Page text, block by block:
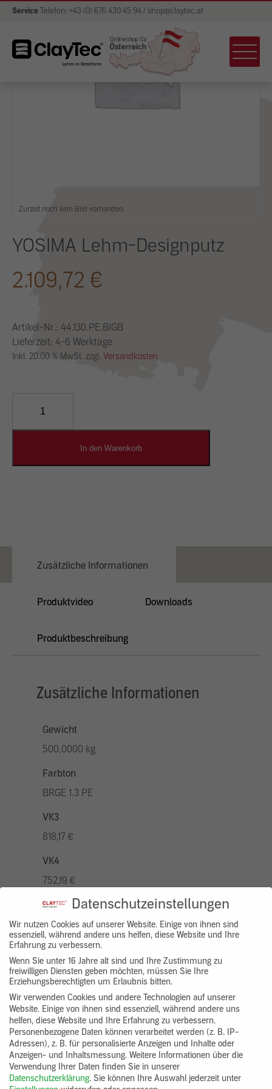
Service Telefon: +43 (0) 676 430 45 94 / shop@claytec.at
Zurzeit noch kein Bild vorhanden.
YOSIMA Lehm-Designputz
2.109,72 €
Artikel-Nr.: 44.130.PE.BIGB
Lieferzeit: 4-6 Werktage
Inkl. 20.00 % MwSt. zzgl. Versandkosten
Designputz
In den Warenkorb
Zusätzliche Informationen
Produktvideo Downloads
Produktbeschreibung
Zusätzliche Informationen
Gewicht
500,0000 kg
Farbton
BRGE 1.3 PE
VK3
818,17 €
VK4
752,19 €
VK5
936,94 €
VK7
686,20 €
Gruppenprodukt
yosima_designputz_bigb
Datenschutzeinstellungen
Wir nutzen Cookies auf unserer Website. Einige von ihnen sind
essenziell, während andere uns helfen, diese Website und Ihre
Erfahrung zu verbessern.
Wenn Sie unter 16 Jahre alt sind und Ihre Zustimmung zu
freiwilligen Diensten geben möchten, müssen Sie Ihre
Erziehungsberechtigten um Erlaubnis bitten.
Wir verwenden Cookies und andere Technologien auf unserer
Website. Einige von ihnen sind essenziell, während andere uns
helfen, diese Website und Ihre Erfahrung zu verbessern.
Personenbezogene Daten können verarbeitet werden (z. B. IP-
Adressen), z. B. für personalisierte Anzeigen und Inhalte oder
Anzeigen- und Inhaltsmessung. Weitere Informationen über die
Verwendung Ihrer Daten finden Sie in unserer
Datenschutzerklärung. Sie können Ihre Auswahl jederzeit unter